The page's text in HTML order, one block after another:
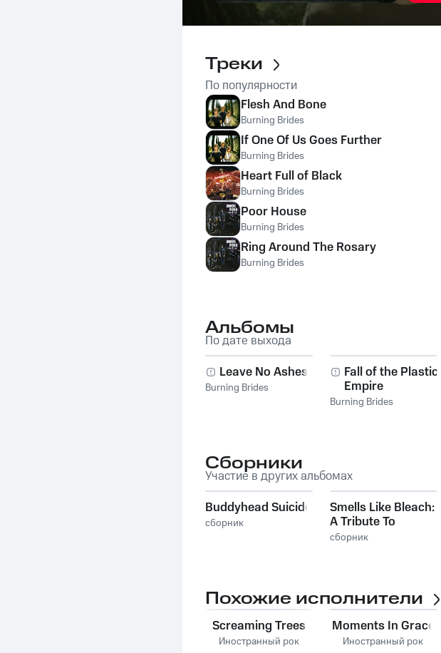
Треки
По популярности
Flesh And Bone
Burning Brides
If One Of Us Goes Further
Burning Brides
Heart Full of Black
Burning Brides
Poor House
Burning Brides
Ring Around The Rosary
Burning Brides
Альбомы
По дате выхода
Leave No Ashes
Burning Brides
Fall of the Plastic
Empire
Burning Brides
Сборники
Участие в других альбомах
Buddyhead Suicide
сборник
Smells Like Bleach:
A Tribute To
Nirvana
сборник
Похожие исполнители
Screaming Trees
Иностранный рок
Moments In Grace
Иностранный рок